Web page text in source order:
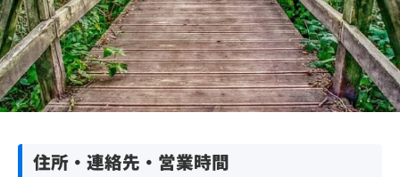
住所・連絡先・営業時間